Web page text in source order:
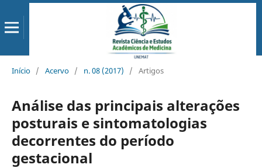
Início / Acervo / n. 08 (2017) / Artigos
Análise das principais alterações
posturais e sintomatologias
decorrentes do período
gestacional